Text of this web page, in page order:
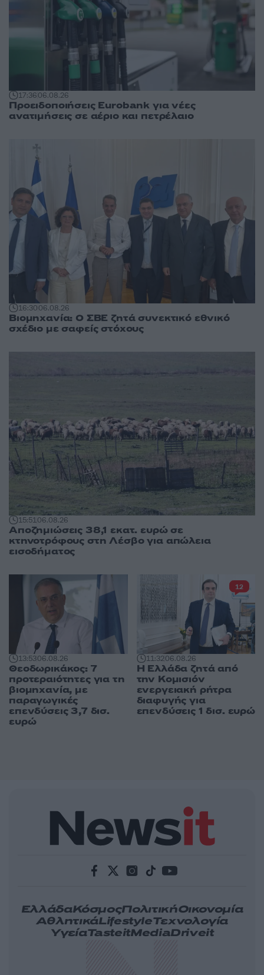
17:3606.08.26
Προειδοποιήσεις Eurobank για νέες
ανατιμήσεις σε αέριο και πετρέλαιο
16:3006.08.26
Βιομηχανία: Ο ΣΒΕ ζητά συνεκτικό εθνικό
σχέδιο με σαφείς στόχους
15:5106.08.26
Αποζημιώσεις 38,1 εκατ. ευρώ σε
κτηνοτρόφους στη Λέσβο για απώλεια
εισοδήματος
13:5306.08.26
Θεοδωρικάκος: 7
προτεραιότητες για τη
βιομηχανία, με
παραγωγικές
επενδύσεις 3,7 δισ.
ευρώ
11:3206.08.26
Η Ελλάδα ζητά από
την Κομισιόν
ενεργειακή ρήτρα
διαφυγής για
επενδύσεις 1 δισ. ευρώ
12
ΕλλάδαΚόσμοςΠολιτικήΟικονομία
ΑθλητικάLifestyleΤεχνολογία
ΥγείαTasteitMediaDriveit